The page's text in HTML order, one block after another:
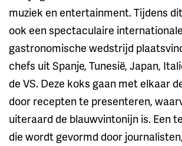
muziek en entertainment. Tijdens
ook een spectaculaire internationale
gastronomische wedstrijd
chefs uit Spanje, Tunesië, Japan,
de VS. Deze koks gaan met elkaar
door recepten te presenteren,
uiteraard de blauwvintonijn is. Een
die wordt gevormd door